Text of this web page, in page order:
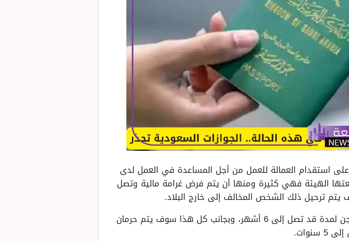
على استقدام العمالة للعمل من أجل المساعدة في العمل لدى
الهيئة فهي كثيرة ومنها أن يتم فرض غرامة مالية وتصل
ومن ضمن العقوبات التي ذكرتها الهيئة هي الحبس أو السجن لمدة قد تصل إلى 6 أشهر، وبجانب كل هذا سوف يتم حرمان